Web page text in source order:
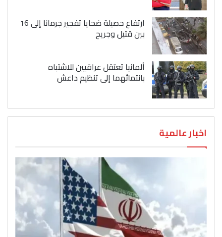
ارتفاع حصيلة ضحايا تفجير جرمانا إلى 16
بين قتيل وجريح
ألمانيا تعتقل عراقيين للاشتباه
بانتمائهما إلى تنظيم داعش
اخبار عالمية